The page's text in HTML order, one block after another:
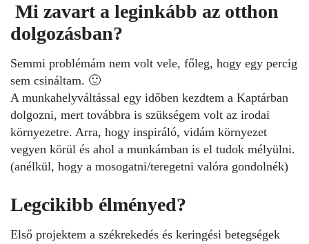
Mi zavart a leginkább az otthon
dolgozásban?
Semmi problémám nem volt vele, főleg, hogy egy percig
sem csináltam. 🙂
A munkahelyváltással egy időben kezdtem a Kaptárban
dolgozni, mert továbbra is szükségem volt az irodai
környezetre. Arra, hogy inspiráló, vidám környezet
vegyen körül és ahol a munkámban is el tudok mélyülni.
(anélkül, hogy a mosogatni/teregetni valóra gondolnék)
Legcikibb élményed?
Első projektem a székrekedés és keringési betegségek